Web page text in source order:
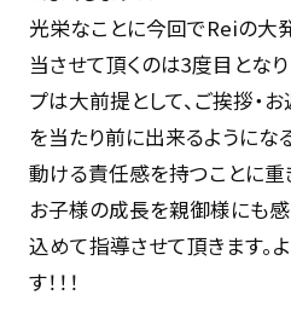
光栄なことに今回でReiの大
当させて頂くのは3度目とな
プは大前提として、ご挨拶・
を当たり前に出来るようにな
動ける責任感を持つことに重
お子様の成長を親御様にも
込めて指導させて頂きます。
す！！！